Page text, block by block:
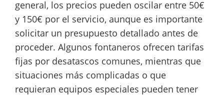
general, los precios pueden oscilar entre 50€
y 150€ por el servicio, aunque es importante
solicitar un presupuesto detallado antes de
proceder. Algunos fontaneros ofrecen tarifas
fijas por desatascos comunes, mientras que
situaciones más complicadas o que
requieran equipos especiales pueden tener